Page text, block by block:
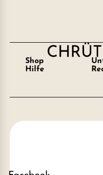
Shop
Hilfe